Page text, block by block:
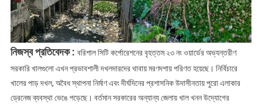
নিজস্ব প্রতিবেদক : বরিশাল সিটি কর্পোরেশনের বৃহত্তম ২৩ নং ওয়ার্ডের অভ্যন্তরীণ
সরকারি খালগুলো এখন প্রভাবশালী দখলদারদের থাবায় মরণদশায় পরিণত হয়েছে। নির্বিচারে
খালের পাড় দখল, অবৈধ স্থাপনা নির্মাণ এবং দীর্ঘদিনের প্রশাসনিক উদাসীনতায় পুরো এলাকার
ড্রেনেজ ব্যবস্থা ভেঙে পড়েছে। বর্তমান সরকারের অন্যান্য জেলায় খাল খনন উদ্যোগের